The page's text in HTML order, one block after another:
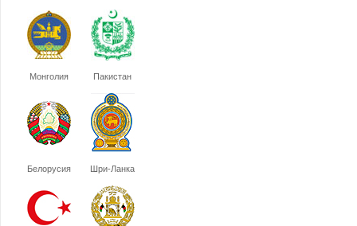
Монголия Пакистан
Белорусия Шри-Ланка